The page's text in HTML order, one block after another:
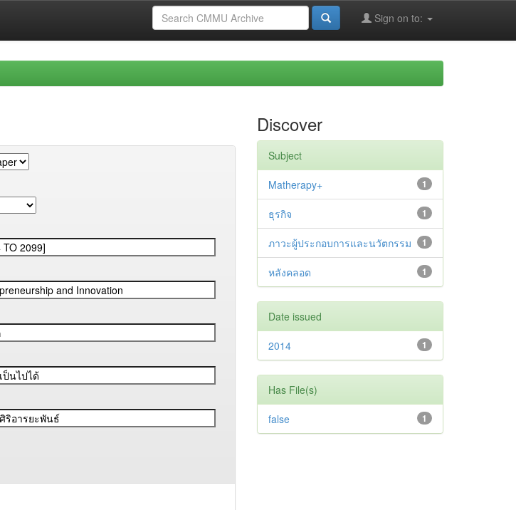
Sign on to:
Discover
Subject
1
Matherapy+
1
ธุรกิจ
1
ภาวะผู้ประกอบการและนวัตกรรม
1
หลังคลอด
Date issued
1
2014
Has File(s)
1
false